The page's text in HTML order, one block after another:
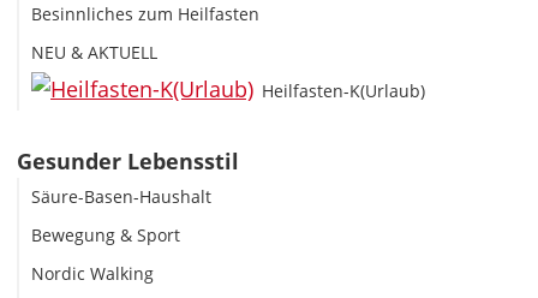
Besinnliches zum Heilfasten
NEU & AKTUELL
Heilfasten-K(Urlaub)
Gesunder Lebensstil
Säure-Basen-Haushalt
Bewegung & Sport
Nordic Walking